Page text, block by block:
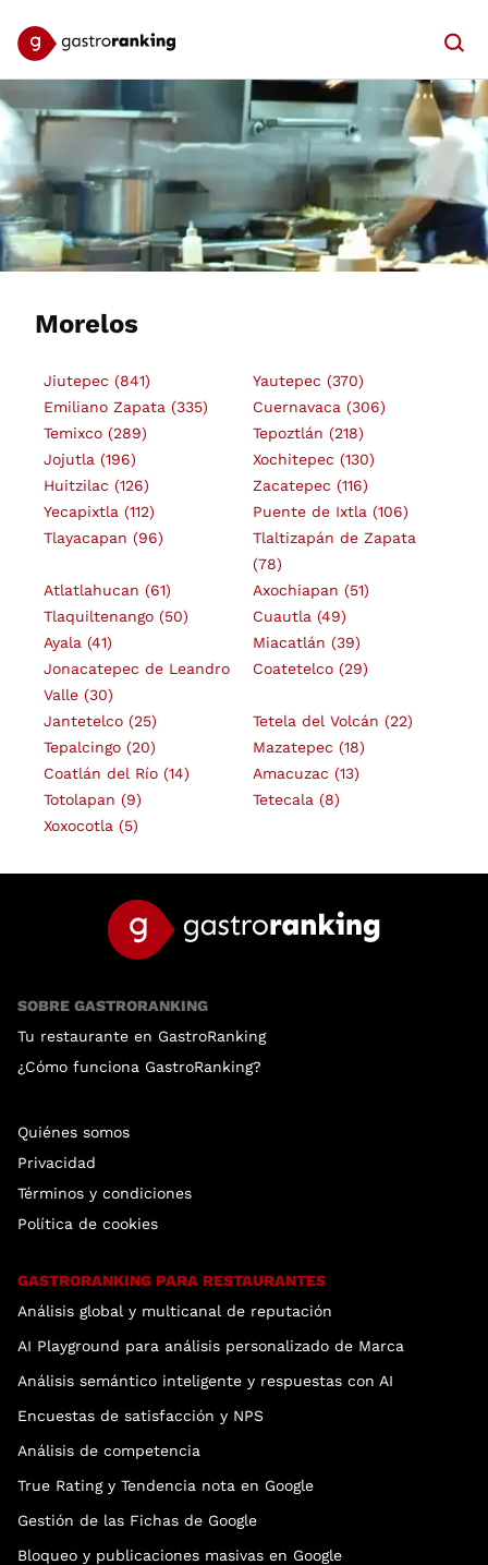
Morelos
Jiutepec (841) Yautepec (370)
Emiliano Zapata (335) Cuernavaca (306)
Temixco (289) Tepoztlán (218)
Jojutla (196) Xochitepec (130)
Huitzilac (126) Zacatepec (116)
Yecapixtla (112) Puente de Ixtla (106)
Tlayacapan (96)
Tlaltizapán de Zapata
(78)
Atlatlahucan (61) Axochiapan (51)
Tlaquiltenango (50) Cuautla (49)
Ayala (41) Miacatlán (39)
Jonacatepec de Leandro
Valle (30)
Coatetelco (29)
Jantetelco (25) Tetela del Volcán (22)
Tepalcingo (20) Mazatepec (18)
Coatlán del Río (14) Amacuzac (13)
Totolapan (9) Tetecala (8)
Xoxocotla (5)
SOBRE GASTRORANKING
Tu restaurante en GastroRanking
¿Cómo funciona GastroRanking?
Quiénes somos
Privacidad
Términos y condiciones
Política de cookies
GASTRORANKING PARA RESTAURANTES
Análisis global y multicanal de reputación
AI Playground para análisis personalizado de Marca
Análisis semántico inteligente y respuestas con AI
Encuestas de satisfacción y NPS
Análisis de competencia
True Rating y Tendencia nota en Google
Gestión de las Fichas de Google
Bloqueo y publicaciones masivas en Google